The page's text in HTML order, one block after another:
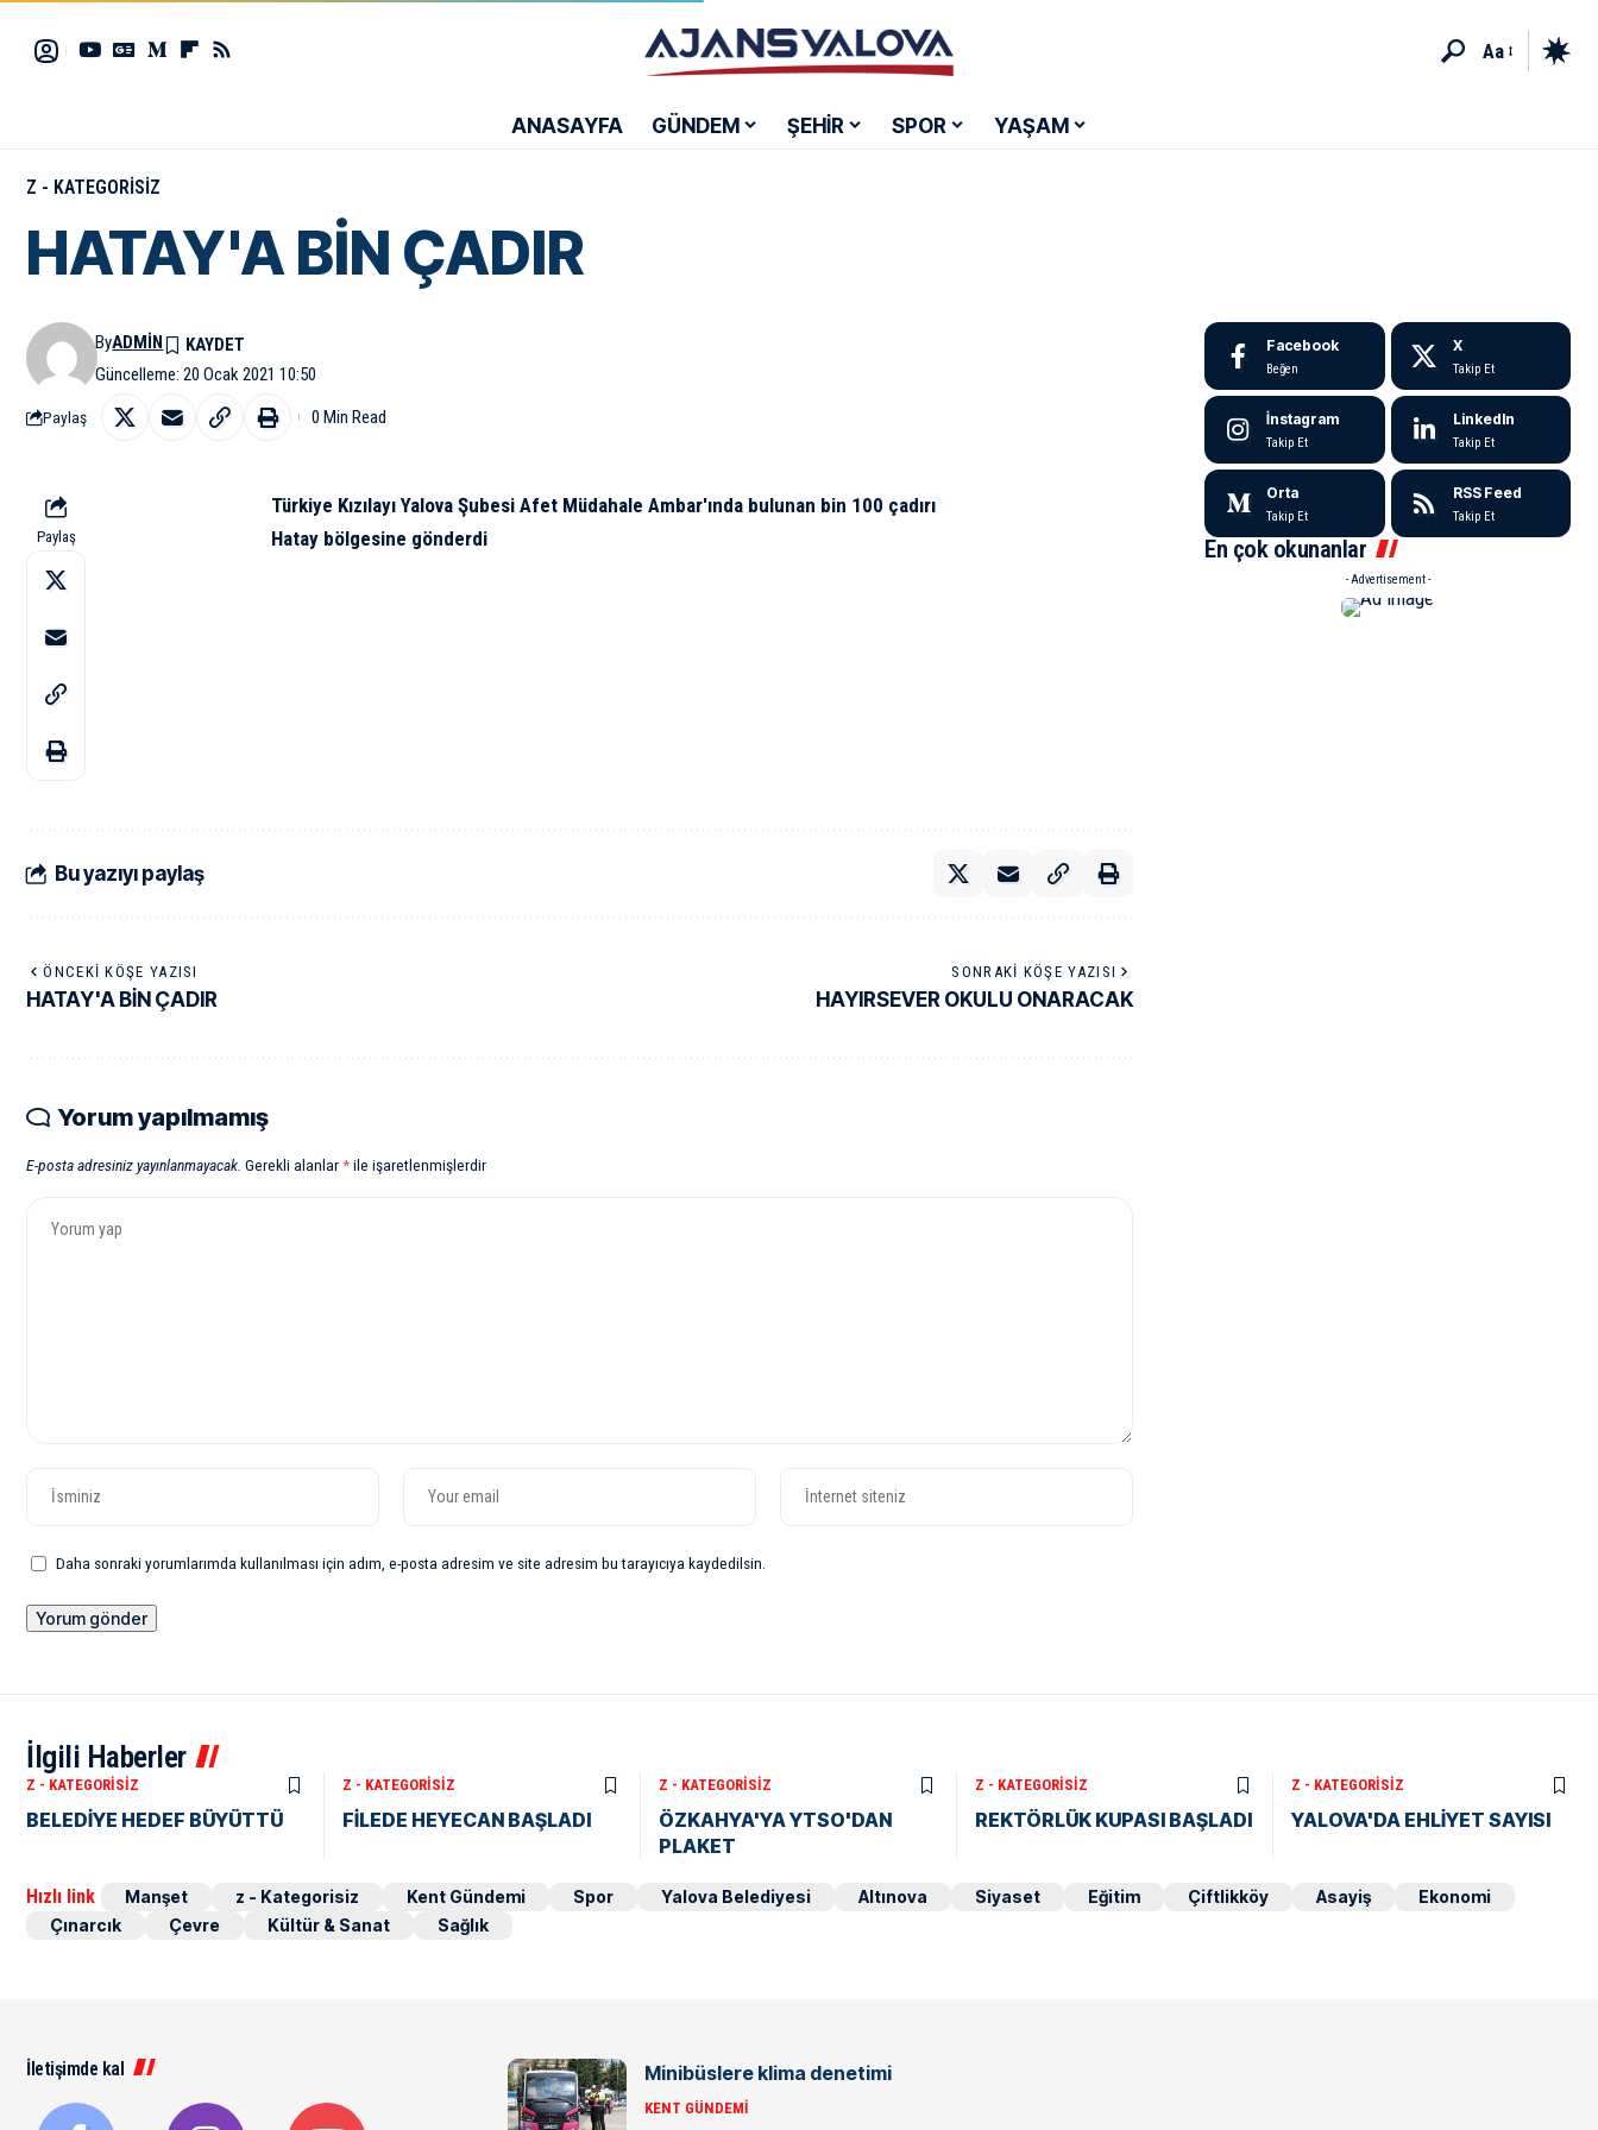
Aa
ANASAYFA GÜNDEM ŞEHİR SPOR YAŞAM
Z - KATEGORISIZ
HATAY'A BİN ÇADIR
Güncelleme: 20 Ocak 2021 10:50
ByADMIN
Paylaş 0 Min Read
Paylaş
Türkiye Kızılayı Yalova Şubesi Afet Müdahale Ambar'ında bulunan bin 100 çadırı
Hatay bölgesine gönderdi
Bu yazıyı paylaş
ÖNCEKI KÖŞE YAZISI
HATAY'A BİN ÇADIR
SONRAKI KÖŞE YAZISI
HAYIRSEVER OKULU ONARACAK
Yorum yapılmamış
E-posta adresiniz yayınlanmayacak. Gerekli alanlar*ile işaretlenmişlerdir
Daha sonraki yorumlarımda kullanılması için adım, e-posta adresim ve site adresim bu tarayıcıya kaydedilsin.
Facebook
Beğen
X
Takip Et
İnstagram
Takip Et
LinkedIn
Takip Et
Orta
Takip Et
RSS Feed
Takip Et
En çok okunanlar
- Advertisement -
İlgili Haberler
Z - KATEGORISIZ
BELEDİYE HEDEF BÜYÜTTÜ
Z - KATEGORISIZ
FİLEDE HEYECAN BAŞLADI
Z - KATEGORISIZ
ÖZKAHYA'YA YTSO'DAN
PLAKET
Z - KATEGORISIZ
REKTÖRLÜK KUPASI BAŞLADI
Z - KATEGORISIZ
YALOVA'DA EHLİYET SAYISI
Hızlı link Manşet z - Kategorisiz Kent Gündemi Spor Yalova Belediyesi Altınova Siyaset Eğitim Çiftlikköy Asayiş
Ekonomi
Çınarcık
Çevre Kültür & Sanat Sağlık
İletişimde kal Minibüslere klima denetimi
KENT GÜNDEMI